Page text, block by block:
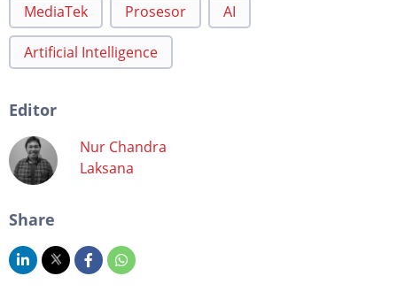
MediaTek Prosesor AI
Artificial Intelligence
Editor
Nur Chandra
Laksana
Share